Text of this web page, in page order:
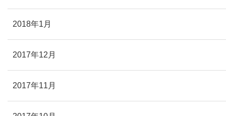
2018年1月
2017年12月
2017年11月